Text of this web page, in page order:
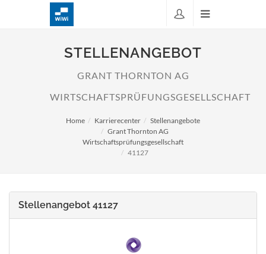
STELLENANGEBOT
GRANT THORNTON AG
WIRTSCHAFTSPRÜFUNGSGESELLSCHAFT
Home Karrierecenter
Stellenangebote
Grant Thornton AG
Wirtschaftsprüfungsgesellschaft
41127
Stellenangebot 41127